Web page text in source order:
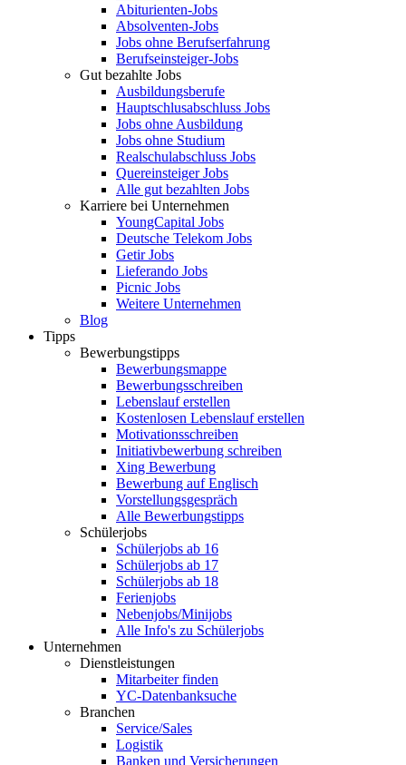
Abiturienten-Jobs
Absolventen-Jobs
Jobs ohne Berufserfahrung
Berufseinsteiger-Jobs
Gut bezahlte Jobs
Ausbildungsberufe
Hauptschlusabschluss Jobs
Jobs ohne Ausbildung
Jobs ohne Studium
Realschulabschluss Jobs
Quereinsteiger Jobs
Alle gut bezahlten Jobs
Karriere bei Unternehmen
YoungCapital Jobs
Deutsche Telekom Jobs
Getir Jobs
Lieferando Jobs
Picnic Jobs
Weitere Unternehmen
Blog
Tipps
Bewerbungstipps
Bewerbungsmappe
Bewerbungsschreiben
Lebenslauf erstellen
Kostenlosen Lebenslauf erstellen
Motivationsschreiben
Initiativbewerbung schreiben
Xing Bewerbung
Bewerbung auf Englisch
Vorstellungsgespräch
Alle Bewerbungstipps
Schülerjobs
Schülerjobs ab 16
Schülerjobs ab 17
Schülerjobs ab 18
Ferienjobs
Nebenjobs/Minijobs
Alle Info's zu Schülerjobs
Unternehmen
Dienstleistungen
Mitarbeiter finden
YC-Datenbanksuche
Branchen
Service/Sales
Logistik
Banken und Versicherungen